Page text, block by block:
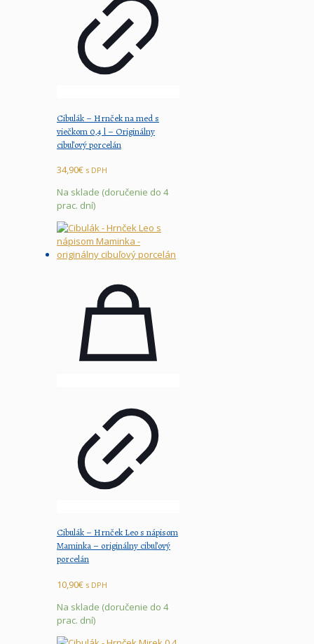
Cibulák – Hrnček na med s
viečkom 0,4 l – Originálny
cibuľový porcelán
34,90€ s DPH
Na sklade (doručenie do 4
prac. dní)
Cibulák – Hrnček Leo s nápisom
Maminka – originálny cibuľový
porcelán
10,90€ s DPH
Na sklade (doručenie do 4
prac. dní)